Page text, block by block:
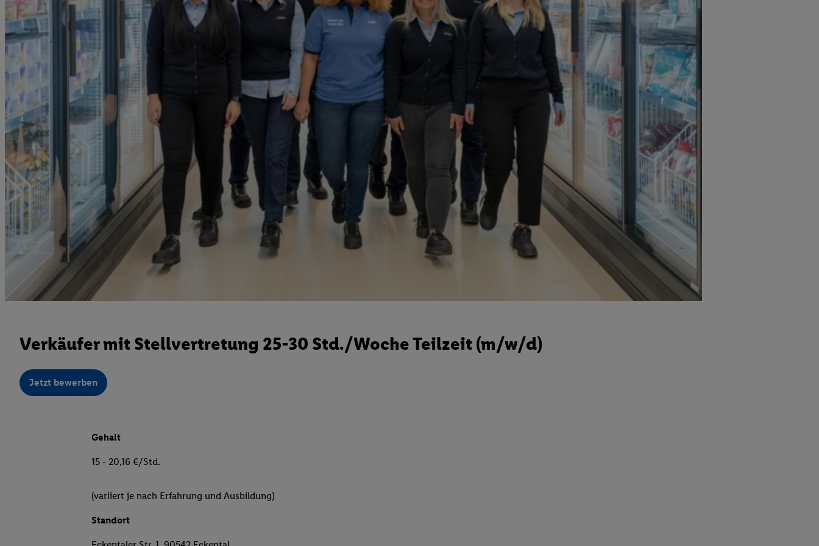
Verkäufer mit Stellvertretung 25-30 Std./Woche Teilzeit (m/w/d)
Jetzt bewerben
Gehalt
15 - 20,16 €/Std.
(variiert je nach Erfahrung und Ausbildung)
Standort